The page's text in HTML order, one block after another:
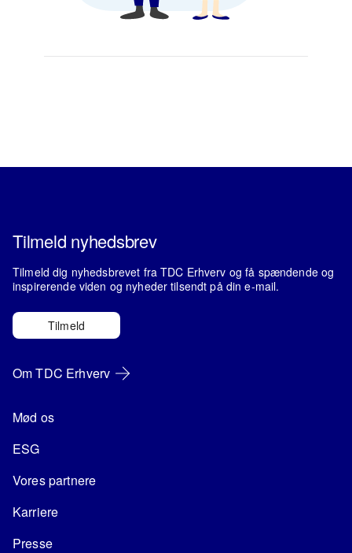
Tilmeld nyhedsbrev
Tilmeld dig nyhedsbrevet fra TDC Erhverv og få spændende og
inspirerende viden og nyheder tilsendt på din e-mail.
Tilmeld
Om TDC Erhverv
Mød os
ESG
Vores partnere
Karriere
Presse